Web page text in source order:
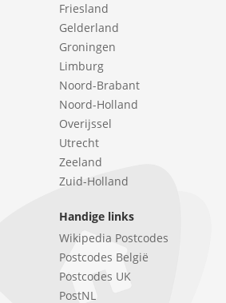
Friesland
Gelderland
Groningen
Limburg
Noord-Brabant
Noord-Holland
Overijssel
Utrecht
Zeeland
Zuid-Holland
Handige links
Wikipedia Postcodes
Postcodes België
Postcodes UK
PostNL